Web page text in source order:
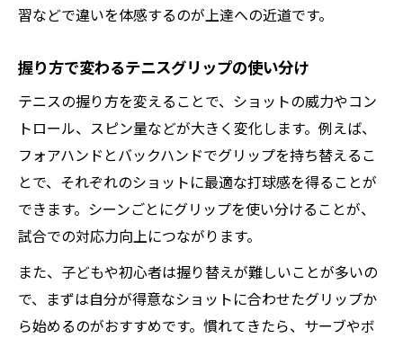
習などで違いを体感するのが上達への近道です。
握り方で変わるテニスグリップの使い分け
テニスの握り方を変えることで、ショットの威力やコン
トロール、スピン量などが大きく変化します。例えば、
フォアハンドとバックハンドでグリップを持ち替えるこ
とで、それぞれのショットに最適な打球感を得ることが
できます。シーンごとにグリップを使い分けることが、
試合での対応力向上につながります。
また、子どもや初心者は握り替えが難しいことが多いの
で、まずは自分が得意なショットに合わせたグリップか
ら始めるのがおすすめです。慣れてきたら、サーブやボ